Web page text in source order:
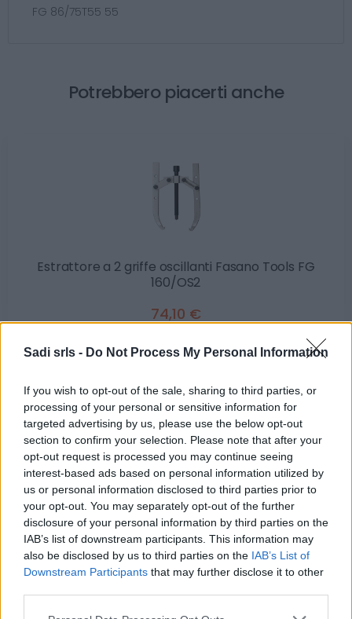
Sadi srls - Do Not Process My Personal Information
If you wish to opt-out of the sale, sharing to third parties, or
processing of your personal or sensitive information for
targeted advertising by us, please use the below opt-out
section to confirm your selection. Please note that after your
opt-out request is processed you may continue seeing
interest-based ads based on personal information utilized by
us or personal information disclosed to third parties prior to
your opt-out. You may separately opt-out of the further
disclosure of your personal information by third parties on the
IAB’s list of downstream participants. This information may
also be disclosed by us to third parties on the IAB’s List of
Downstream Participants that may further disclose it to other
Please note that this website/app uses one or more Google
FG 86/75T55 55
Potrebbero piacerti anche
Estrattore a 2 griffe oscillanti Fasano Tools FG
160/OS2
74,10 €
Estrattore a 2 griffe oscillanti
Categorie
Abrasivi
I prodotti abrasivi